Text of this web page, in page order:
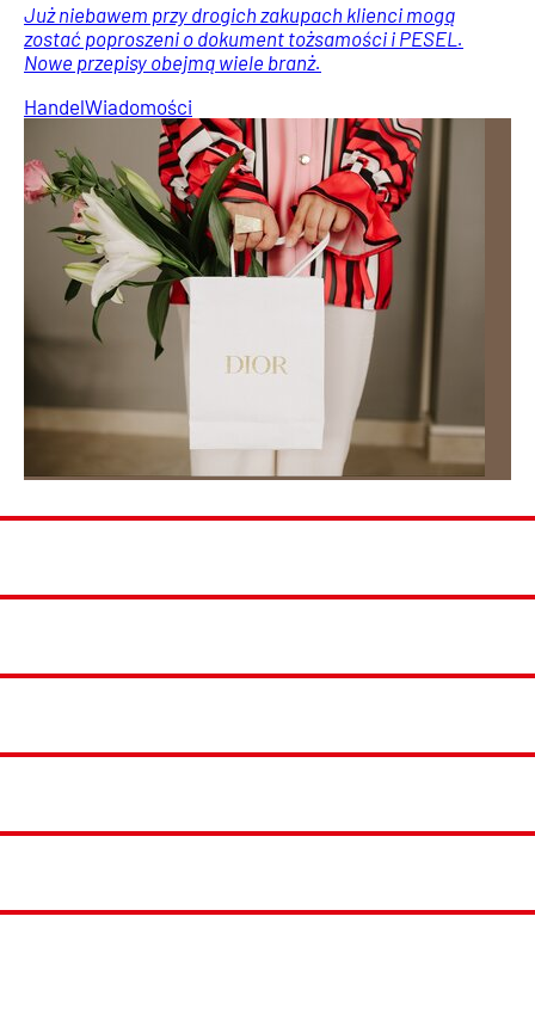
Już niebawem przy drogich zakupach klienci mogą
zostać poproszeni o dokument tożsamości i PESEL.
Nowe przepisy obejmą wiele branż.
HandelWiadomości